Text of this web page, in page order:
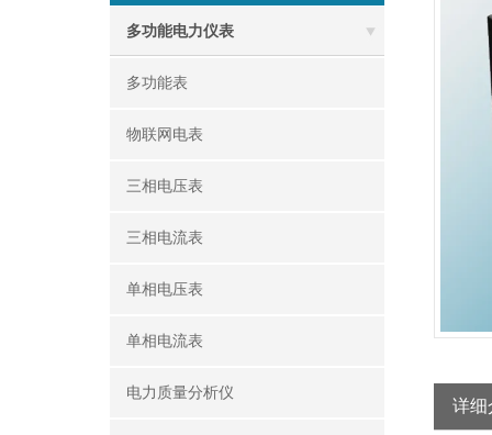
多功能电力仪表
多功能表
物联网电表
三相电压表
三相电流表
单相电压表
单相电流表
电力质量分析仪
详细